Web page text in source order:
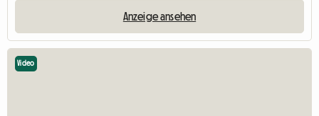
Anzeige ansehen
Video